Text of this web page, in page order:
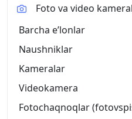
Foto va video
Barcha eʼlonlar
Naushniklar
Kameralar
Videokamera
Fotochaqnoqlar